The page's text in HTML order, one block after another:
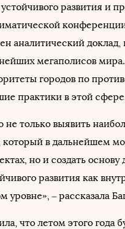
развития и
аналитический
мегаполисов
городов по
практики в этой
не только выявить
в дальнейшем
но и создать
развития как
уровне», – рассказала
что летом этого года